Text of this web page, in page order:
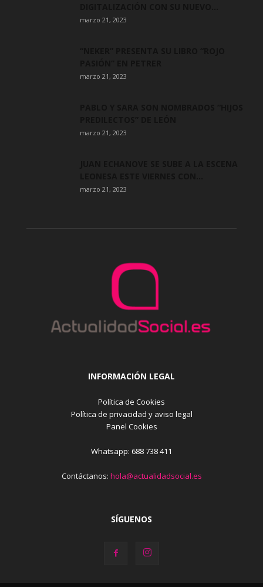
marzo 21, 2023
marzo 21, 2023
marzo 21, 2023
marzo 21, 2023
INFORMACIÓN LEGAL
Política de Cookies
Política de privacidad y aviso legal
Panel Cookies
Whatsapp: 688 738 411
Contáctanos: hola@actualidadsocial.es
SÍGUENOS